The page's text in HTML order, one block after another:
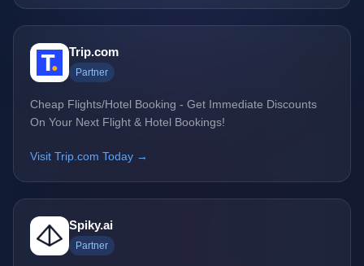
Trip.com
Partner
Cheap Flights/Hotel Booking - Get Immediate Discounts
On Your Next Flight & Hotel Bookings!
Visit Trip.com Today →
Spiky.ai
Partner